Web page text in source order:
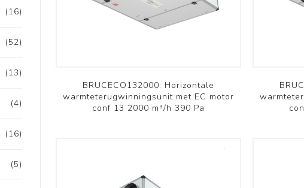
Aquarea
Bekijk meer
Versati
BRUCECO132000: Horizontale
warmteterugwinningsunit met EC motor
conf 13 2000 m³/h 390 Pa
(16)
(52)
(13)
(4)
(16)
(5)